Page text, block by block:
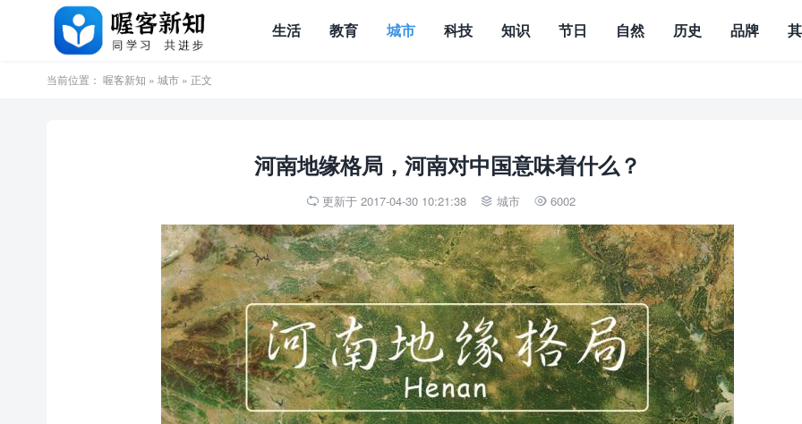
生活 教育 城市 科技 知识 节日 自然 历史 品牌
当前位置： 喔客新知 » 城市 » 正文
河南地缘格局，河南对中国意味着什么？
 更新于 2017-04-30 10:21:38  城市  6002